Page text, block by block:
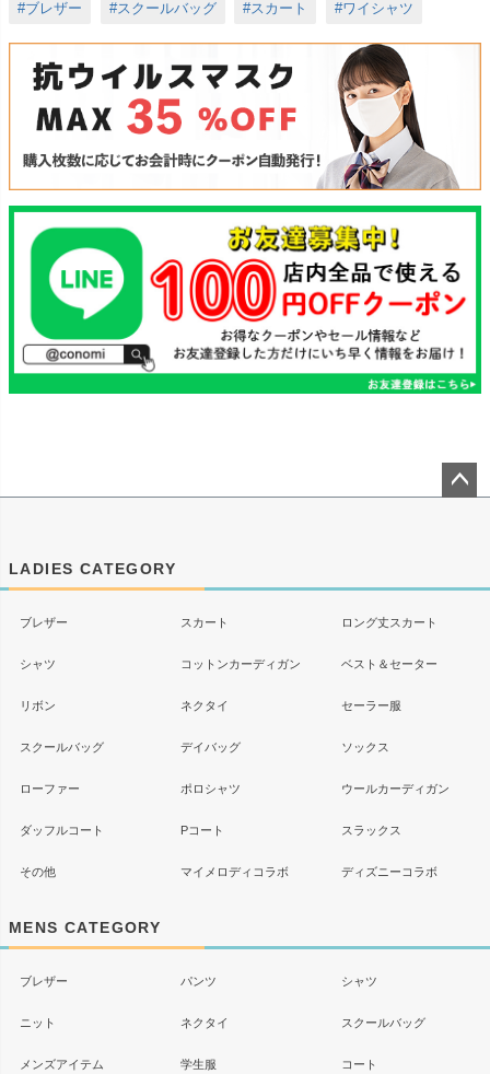
#ブレザー #スクールバッグ #スカート #ワイシャツ
LADIES CATEGORY
ブレザー スカート ロング丈スカート
シャツ コットンカーディガン ベスト＆セーター
リボン ネクタイ セーラー服
スクールバッグ デイバッグ ソックス
ローファー ポロシャツ ウールカーディガン
ダッフルコート Pコート スラックス
その他 マイメロディコラボ ディズニーコラボ
MENS CATEGORY
ブレザー パンツ シャツ
ニット ネクタイ スクールバッグ
メンズアイテム 学生服 コート